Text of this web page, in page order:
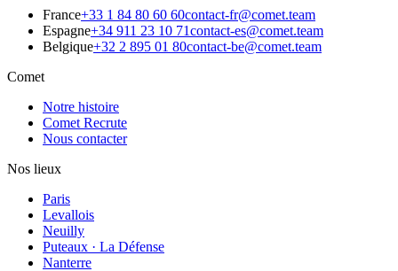
France+33 1 84 80 60 60contact-fr@comet.team
Espagne+34 911 23 10 71contact-es@comet.team
Belgique+32 2 895 01 80contact-be@comet.team
Comet
Notre histoire
Comet Recrute
Nous contacter
Nos lieux
Paris
Levallois
Neuilly
Puteaux · La Défense
Nanterre